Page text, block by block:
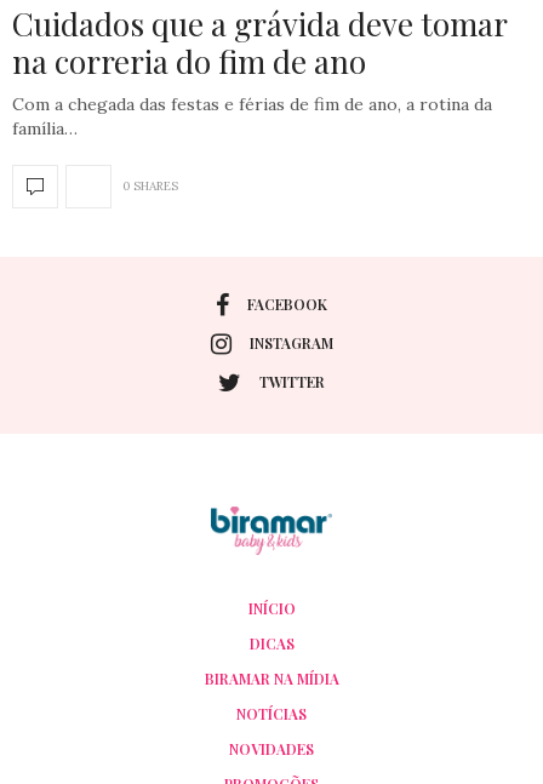
Cuidados que a grávida deve tomar
na correria do fim de ano
Com a chegada das festas e férias de fim de ano, a rotina da
família…
0 SHARES
FACEBOOK
INSTAGRAM
TWITTER
INÍCIO
DICAS
BIRAMAR NA MÍDIA
NOTÍCIAS
NOVIDADES